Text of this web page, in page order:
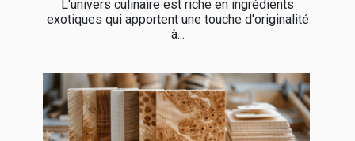
L'univers culinaire est riche en ingrédients
exotiques qui apportent une touche d'originalité
à...